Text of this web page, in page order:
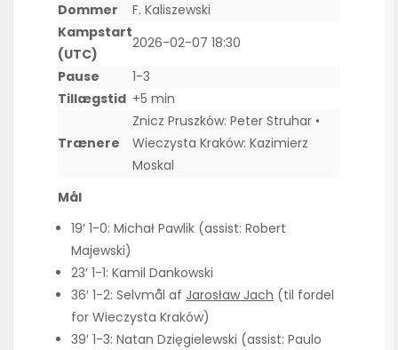
Dommer
F. Kaliszewski
Kampstart
(UTC)
2026-02-07 18:30
Pause
1-3
Tillægstid +5 min
Trænere
Znicz Pruszków: Peter Struhar •
Wieczysta Kraków: Kazimierz
Moskal
Mål
19′ 1-0: Michał Pawlik (assist: Robert
Majewski)
23′ 1-1: Kamil Dankowski
36′ 1-2: Selvmål af Jarosław Jach (til fordel
for Wieczysta Kraków)
39′ 1-3: Natan Dzięgielewski (assist: Paulo